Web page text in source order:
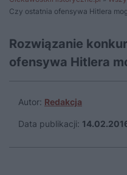
Czy ostatnia ofensywa Hitlera
Rozwiązanie
ofensywa Hitlera
Autor: Redakcja
Data publikacji: